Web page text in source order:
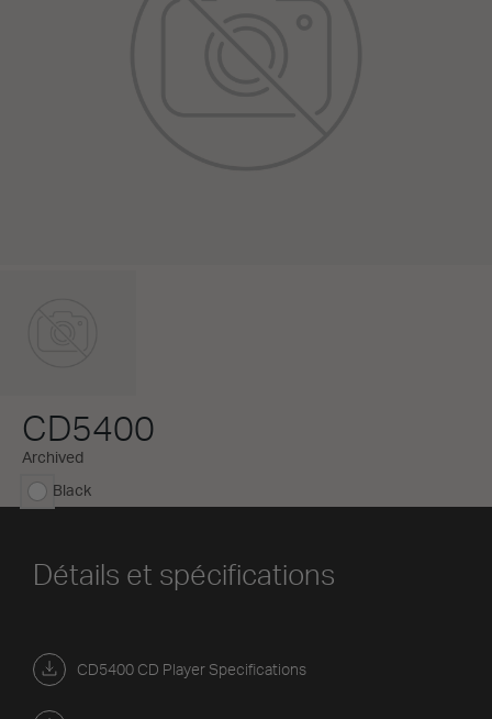
CD5400
Archived
sélectionné
Black
Détails et spécifications
CD5400 CD Player Specifications